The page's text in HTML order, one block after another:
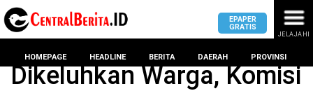
EPAPER
GRATIS
JELAJAHI
HOMEPAGE HEADLINE BERITA DAERAH PROVINSI
Dikeluhkan Warga, Komisi